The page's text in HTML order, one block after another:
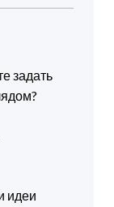
задать
идеи